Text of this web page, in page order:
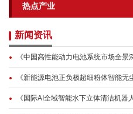
热点产业
新闻资讯
《中国高性能动力电池系统市场全
《新能源电池正负极超细粉体智能
《国际AI全域智能水下立体清洁机